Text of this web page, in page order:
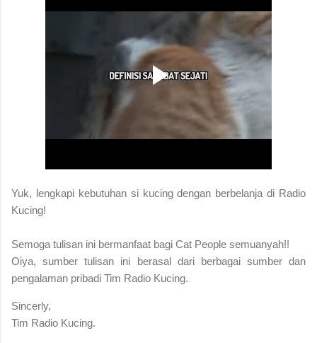
Yuk, lengkapi kebutuhan si kucing dengan berbelanja di Radio
Kucing!
Semoga tulisan ini bermanfaat bagi Cat People semuanyah!!
Oiya, sumber tulisan ini berasal dari berbagai sumber dan
pengalaman pribadi Tim Radio Kucing.
Sincerly,
Tim Radio Kucing.